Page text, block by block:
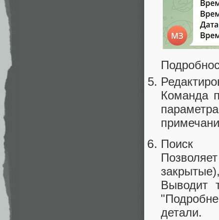
Команда
Поиск
Выводит
детали.